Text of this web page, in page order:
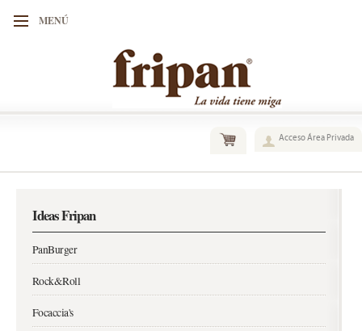
MENÚ
Acceso Área Privada
Ideas Fripan
PanBurger
Rock&Roll
Focaccia's